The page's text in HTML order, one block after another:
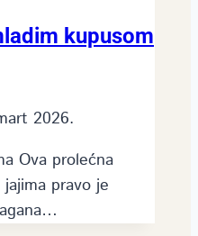
kupusom
2026.
Ova prolećna
pravo je